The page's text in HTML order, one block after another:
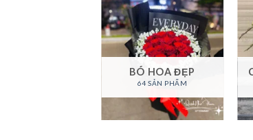
BÓ HOA ĐẸP
64 SẢN PHẨM